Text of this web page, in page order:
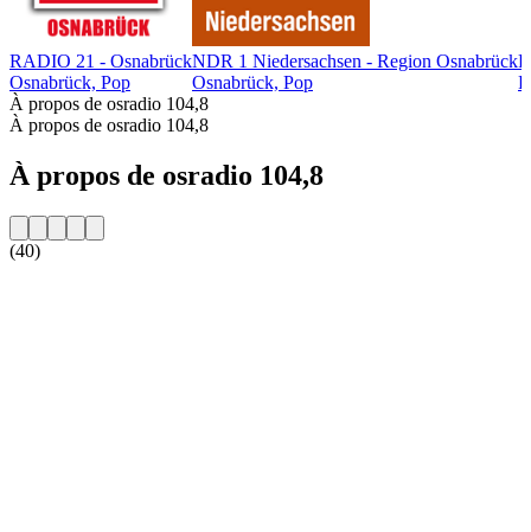
RADIO 21 - Osnabrück
Osnabrück, Pop
NDR 1 Niedersachsen - Region Osnabrück
Osnabrück, Pop
À propos de osradio 104,8
À propos de osradio 104,8
À propos de osradio 104,8
(40)